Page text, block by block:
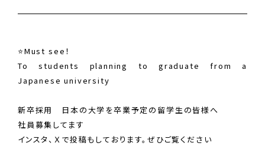
⭐Must see！
To students planning to graduate from a
Japanese university
新卒採用 日本の大学を卒業予定の留学生の皆様へ
社員募集してます
インスタ、Ｘで投稿もしております。ぜひご覧ください